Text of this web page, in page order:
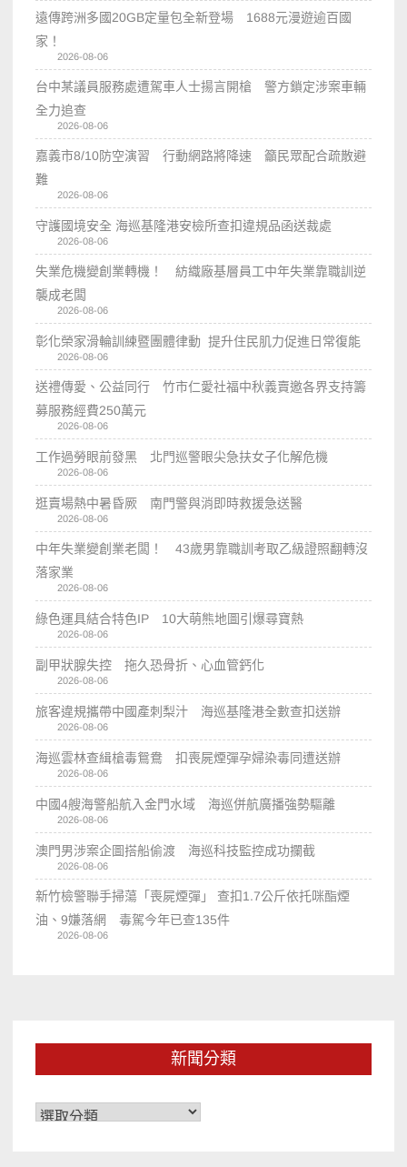
遠傳跨洲多國20GB定量包全新登場 1688元漫遊逾百國
家！
2026-08-06
台中某議員服務處遭駕車人士揚言開槍 警方鎖定涉案車輛
全力追查
2026-08-06
嘉義市8/10防空演習 行動網路將降速 籲民眾配合疏散避
難
2026-08-06
守護國境安全 海巡基隆港安檢所查扣違規品函送裁處
2026-08-06
失業危機變創業轉機！ 紡織廠基層員工中年失業靠職訓逆
襲成老闆
2026-08-06
彰化榮家滑輪訓練暨團體律動 提升住民肌力促進日常復能
2026-08-06
送禮傳愛、公益同行 竹市仁愛社福中秋義賣邀各界支持籌
募服務經費250萬元
2026-08-06
工作過勞眼前發黑 北門巡警眼尖急扶女子化解危機
2026-08-06
逛賣場熱中暑昏厥 南門警與消即時救援急送醫
2026-08-06
中年失業變創業老闆！ 43歲男靠職訓考取乙級證照翻轉沒
落家業
2026-08-06
綠色運具結合特色IP 10大萌熊地圖引爆尋寶熱
2026-08-06
副甲狀腺失控 拖久恐骨折、心血管鈣化
2026-08-06
旅客違規攜帶中國產刺梨汁 海巡基隆港全數查扣送辦
2026-08-06
海巡雲林查緝槍毒鴛鴦 扣喪屍煙彈孕婦染毒同遭送辦
2026-08-06
中國4艘海警船航入金門水域 海巡併航廣播強勢驅離
2026-08-06
澳門男涉案企圖搭船偷渡 海巡科技監控成功攔截
2026-08-06
新竹檢警聯手掃蕩「喪屍煙彈」 查扣1.7公斤依托咪酯煙
油、9嫌落網 毒駕今年已查135件
2026-08-06
新聞分類
新